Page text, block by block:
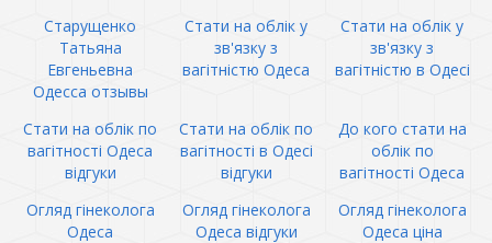
Старущенко
Татьяна
Евгеньевна
Одесса отзывы
Стати на облік у
зв'язку з
вагітністю Одеса
Стати на облік у
зв'язку з
вагітністю в Одесі
Стати на облік по
вагітності Одеса
відгуки
Стати на облік по
вагітності в Одесі
відгуки
До кого стати на
облік по
вагітності Одеса
Огляд гінеколога
Одеса
Огляд гінеколога
Одеса відгуки
Огляд гінеколога
Одеса ціна